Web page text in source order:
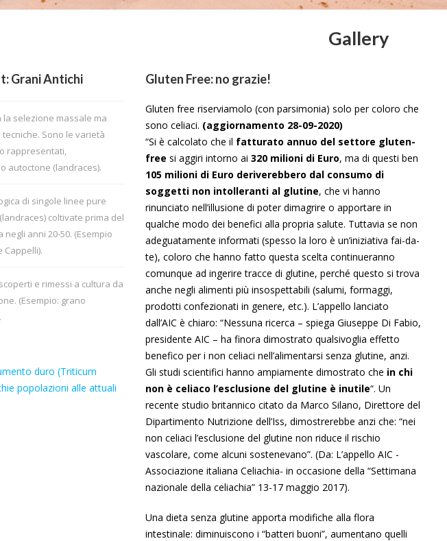
Gallery
Grani Antichi
la selezione massale ma
Sono le varietà
rappresentati,
autoctone (landraces).
di singole linee pure
coltivate prima del
negli anni 20-50. (Esempio
e rimessi a cultura da
(Esempio: grano
duro (Triticum
popolazioni alle attuali
Gluten Free: no grazie!
Gluten free riserviamolo (con parsimonia) solo per coloro che
sono celiaci. (aggiornamento 28-09-2020)
“Si è calcolato che il fatturato annuo del settore gluten-
free si aggiri intorno ai320 milioni di Euro, ma di questi ben
105 milioni di Euro deriverebbero dal consumo di
soggetti non intolleranti al glutine, che vi hanno
rinunciato nell’illusione di poter dimagrire o apportare in
qualche modo dei benefici alla propria salute. Tuttavia se non
adeguatamente informati (spesso la loro è un’iniziativa fai-da-
te), coloro che hanno fatto questa scelta continueranno
comunque ad ingerire tracce di glutine, perché questo si trova
anche negli alimenti più insospettabili (salumi, formaggi,
prodotti confezionati in genere, etc.). L’appello lanciato
dall’AIC è chiaro: “Nessuna ricerca – spiega Giuseppe Di Fabio,
presidente AIC – ha finora dimostrato qualsivoglia effetto
benefico per i non celiaci nell’alimentarsi senza glutine, anzi.
Gli studi scientifici hanno ampiamente dimostrato che in chi
non è celiaco l’esclusione del glutine è inutile“. Un
recente studio britannico citato da Marco Silano, Direttore del
Dipartimento Nutrizione dell’Iss, dimostrerebbe anzi che: “nei
non celiaci l’esclusione del glutine non riduce il rischio
vascolare, come alcuni sostenevano”. (Da: L’appello AIC -
Associazione italiana Celiachia- in occasione della “Settimana
nazionale della celiachia” 13-17 maggio 2017).
Una dieta senza glutine apporta modifiche alla flora
intestinale: diminuiscono i “batteri buoni”, aumentano quelli